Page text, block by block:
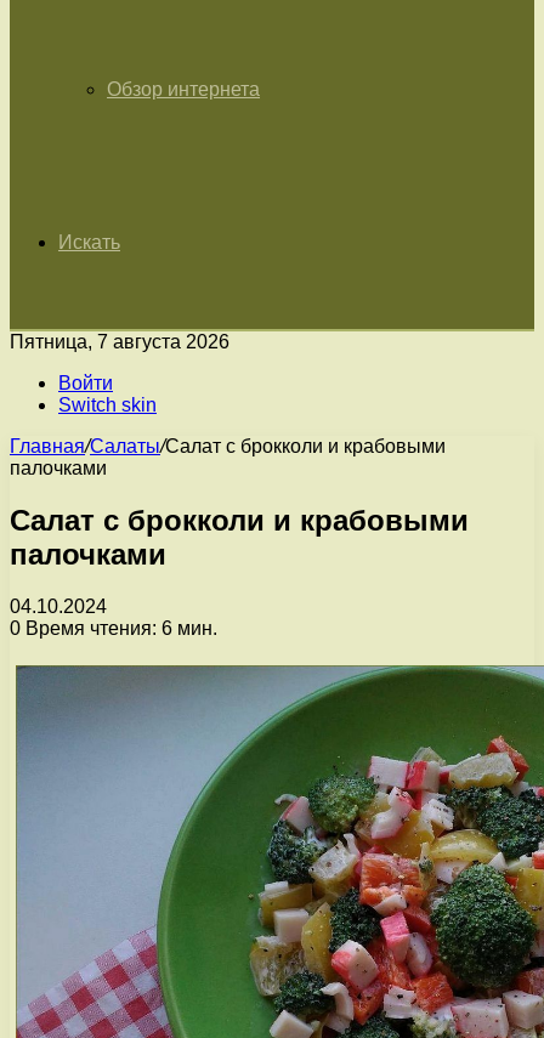
Обзор интернета
Искать
Пятница, 7 августа 2026
Войти
Switch skin
Главная/Салаты/Салат с брокколи и крабовыми
палочками
Салат с брокколи и крабовыми
палочками
04.10.2024
0 Время чтения: 6 мин.